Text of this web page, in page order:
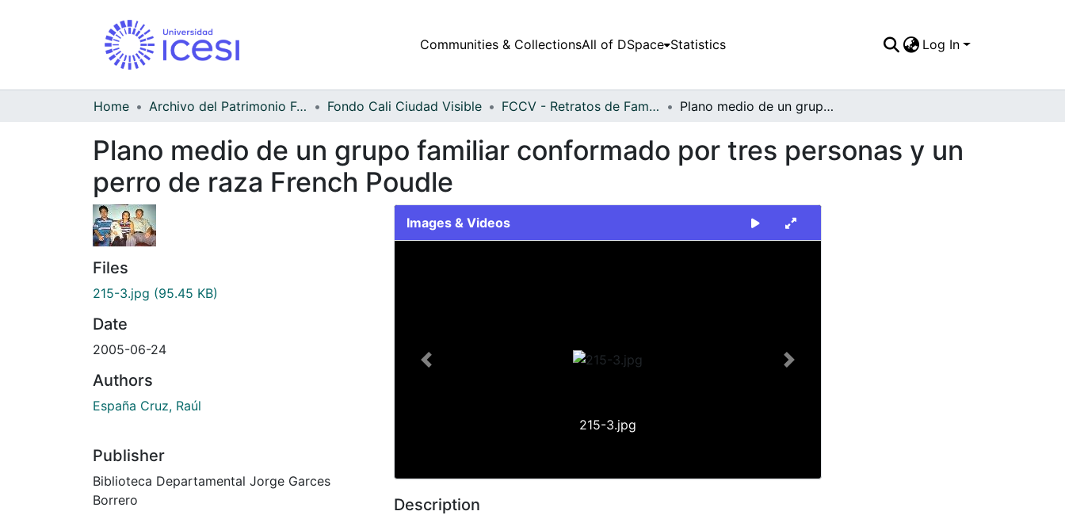
Communities & CollectionsAll of DSpace Statistics Log In
Home Archivo del Patrimonio Fotográfico y Fílmico del Valle del Cauca Fondo Cali Ciudad Visible FCCV - Retratos de Familia - Patrimonial Plano medio de un grupo familiar conformado por tres personas y un perro de raza French Poudle
Plano medio de un grupo familiar conformado por tres personas y un
perro de raza French Poudle
Files
215-3.jpg (95.45 KB)
Date
2005-06-24
Authors
España Cruz, Raúl
Publisher
Biblioteca Departamental Jorge Garces
Borrero
Images & Videos
215-3.jpg
Previous Next
Description